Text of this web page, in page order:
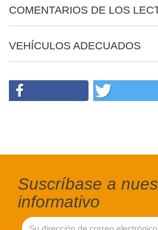
COMENTARIOS DE LOS
VEHÍCULOS ADECUADOS
Suscríbase a
informativo